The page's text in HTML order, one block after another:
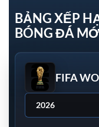
BẢNG XẾP
BÓNG ĐÁ
FIFA
Season